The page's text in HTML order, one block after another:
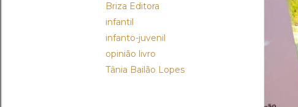
Briza Editora
infantil
infanto-juvenil
opinião livro
Tânia Bailão Lopes